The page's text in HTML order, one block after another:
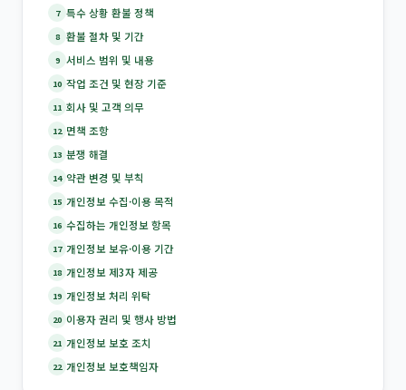
7 특수 상황 환불 정책
8 환불 절차 및 기간
9 서비스 범위 및 내용
10 작업 조건 및 현장 기준
11 회사 및 고객 의무
12 면책 조항
13 분쟁 해결
14 약관 변경 및 부칙
15 개인정보 수집·이용 목적
16 수집하는 개인정보 항목
17 개인정보 보유·이용 기간
18 개인정보 제3자 제공
19 개인정보 처리 위탁
20 이용자 권리 및 행사 방법
21 개인정보 보호 조치
22 개인정보 보호책임자